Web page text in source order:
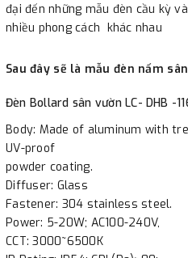
đại đến những mẫu đèn cầu kỳ
nhiều phong cách khác nhau
Sau đây sẽ là mẫu đèn nấm
Đèn Bollard sân vườn LC- DHB -
Body: Made of aluminum with
UV-proof
powder coating.
Diffuser: Glass
Fastener: 304 stainless steel.
Power: 5-20W; AC100-240V,
CCT: 3000~6500K